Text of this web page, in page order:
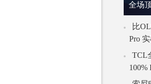
全场
比
Pro
TCL
100%